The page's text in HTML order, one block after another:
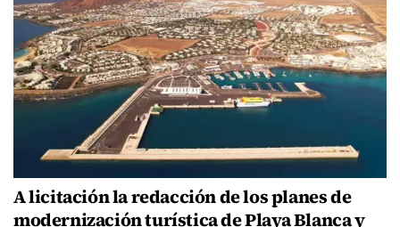
A licitación la redacción de los planes de
modernización turística de Playa Blanca y